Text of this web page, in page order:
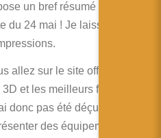
un bref résumé de ma
du 24 mai ! Je laisse le soin
allez sur le site officiel du
et les meilleurs façons de
donc pas été déçu ! Pas mal
des équipements tous